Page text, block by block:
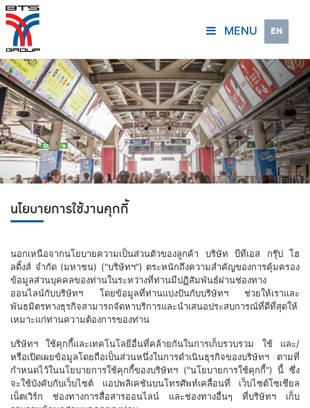
MENU EN
นโยบายการใช้งานคุกกี้
นอกเหนือจากนโยบายความเป็นส่วนตัวของลูกค้า บริษัท บีทีเอส กรุ๊ป โฮ
ลดิ้งส์ จำกัด (มหาชน) ("บริษัทฯ") ตระหนักถึงความสำคัญของการคุ้มครอง
ข้อมูลส่วนบุคคลของท่านในระหว่างที่ท่านมีปฏิสัมพันธ์ผ่านช่องทาง
ออนไลน์กับบริษัทฯ โดยข้อมูลที่ท่านแบ่งปันกับบริษัทฯ ช่วยให้เราและ
พันธมิตรทางธุรกิจสามารถจัดหาบริการและนำเสนอประสบการณ์ที่ดีที่สุดให้
เหมาะแก่ท่านความต้องการของท่าน
บริษัทฯ ใช้คุกกี้และเทคโนโลยีอื่นที่คล้ายกันในการเก็บรวบรวม ใช้ และ/
หรือเปิดเผยข้อมูลโดยถือเป็นส่วนหนึ่งในการดำเนินธุรกิจของบริษัทฯ ตามที่
กำหนดไว้ในนโยบายการใช้คุกกี้ของบริษัทฯ ("นโยบายการใช้คุกกี้") นี้ ซึ่ง
จะใช้บังคับกับเว็บไซต์ แอปพลิเคชันบนโทรศัพท์เคลื่อนที่ เว็บไซต์โซเชียล
เน็ตเวิร์ก ช่องทางการสื่อสารออนไลน์ และช่องทางอื่นๆ ที่บริษัทฯ เก็บ